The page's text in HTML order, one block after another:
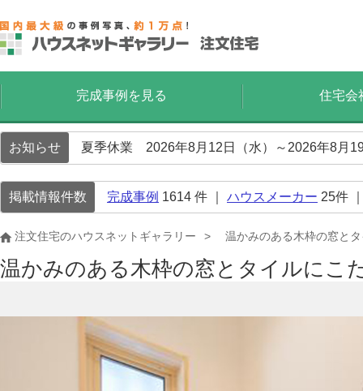
完成事例を見る 住宅会
お知らせ 夏季休業 2026年8月12日（水）～2026年8月
掲載情報件数 完成事例 1614 件 ｜ ハウスメーカー 25件
注文住宅のハウスネットギャラリー 温かみのある木枠の窓と
温かみのある木枠の窓とタイルにこ